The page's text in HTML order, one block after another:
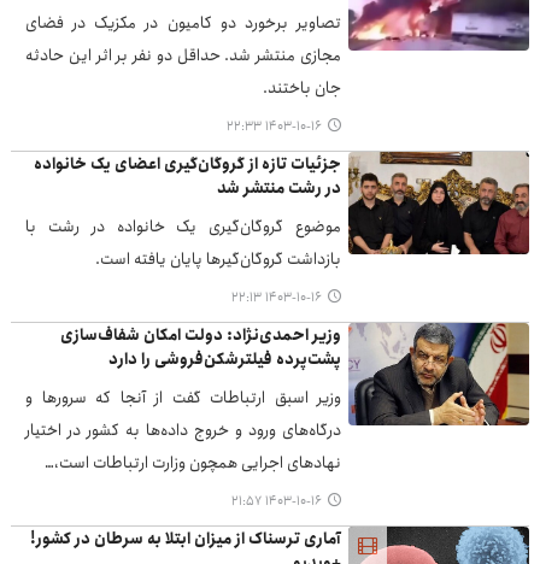
تصاویر برخورد دو کامیون در مکزیک در فضای
مجازی منتشر شد. حداقل دو نفر بر اثر این حادثه
جان باختند.
۱۴۰۳-۱۰-۱۶ ۲۲:۳۳
جزئیات تازه از گروگان‌گیری اعضای یک خانواده
در رشت منتشر شد
موضوع گروگان‌گیری یک خانواده در رشت با
بازداشت گروگان‌گیرها پایان یافته است.
۱۴۰۳-۱۰-۱۶ ۲۲:۱۳
وزیر احمدی‌نژاد: دولت امکان شفاف‌سازی
پشت‌پرده فیلترشکن‌فروشی را دارد
وزیر اسبق ارتباطات گفت از آنجا که سرورها و
درگاه‌های ورود و خروج داده‌ها به کشور در اختیار
نهادهای اجرایی همچون وزارت ارتباطات است،…
۱۴۰۳-۱۰-۱۶ ۲۱:۵۷
آماری ترسناک از میزان ابتلا به سرطان در کشور!